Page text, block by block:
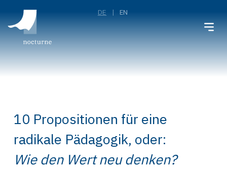
DE EN
10 Propositionen für eine
radikale Pädagogik, oder:
Wie den Wert neu denken?